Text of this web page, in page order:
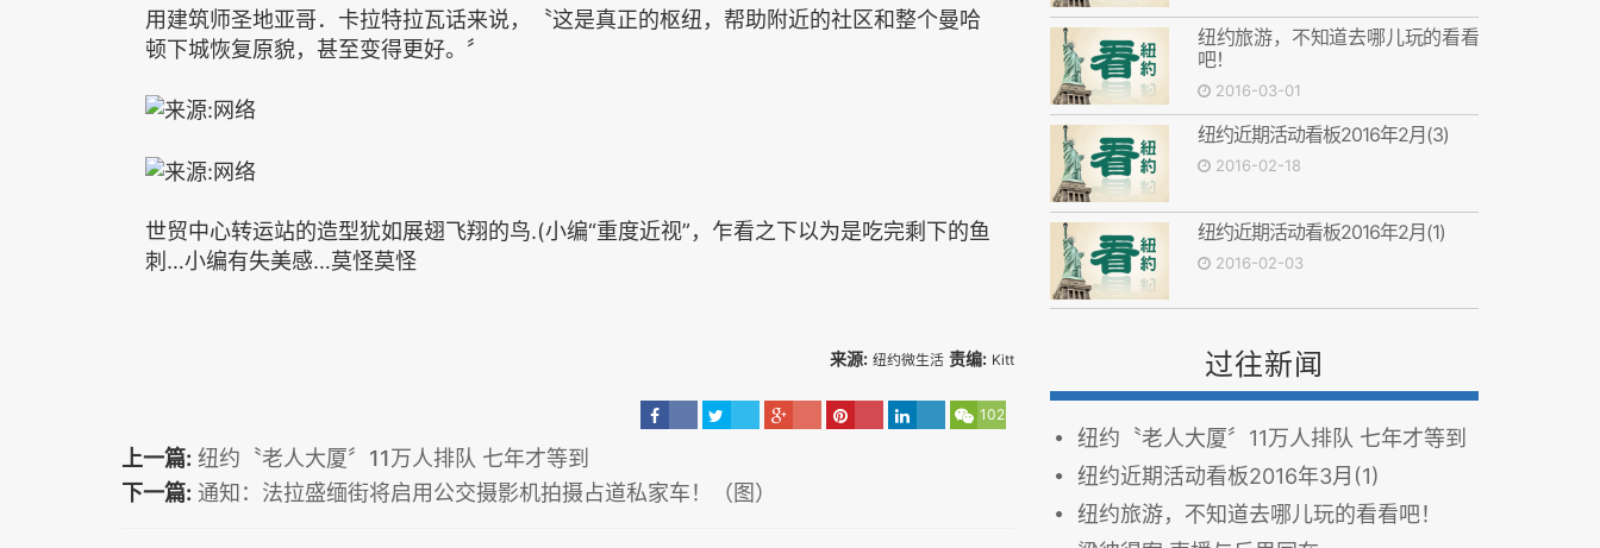
用建筑师圣地亚哥．卡拉特拉瓦话来说，〝这是真正的枢纽，帮助附近的社区和整个曼哈
顿下城恢复原貌，甚至变得更好。〞
世贸中心转运站的造型犹如展翅飞翔的鸟.(小编“重度近视”，乍看之下以为是吃完剩下的鱼
刺…小编有失美感…莫怪莫怪
来源: 纽约微生活 责编: Kitt
102
上一篇: 纽约〝老人大厦〞11万人排队 七年才等到
下一篇: 通知：法拉盛缅街将启用公交摄影机拍摄占道私家车！（图）
纽约旅游，不知道去哪儿玩的看看
吧！
2016-03-01
纽约近期活动看板2016年2月(3)
2016-02-18
纽约近期活动看板2016年2月(1)
2016-02-03
过往新闻
纽约〝老人大厦〞11万人排队 七年才等到
纽约近期活动看板2016年3月(1)
纽约旅游，不知道去哪儿玩的看看吧！